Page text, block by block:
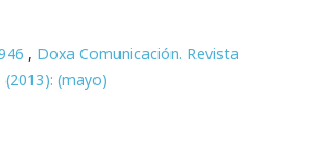
, Doxa Comunicación. Revista
(mayo)